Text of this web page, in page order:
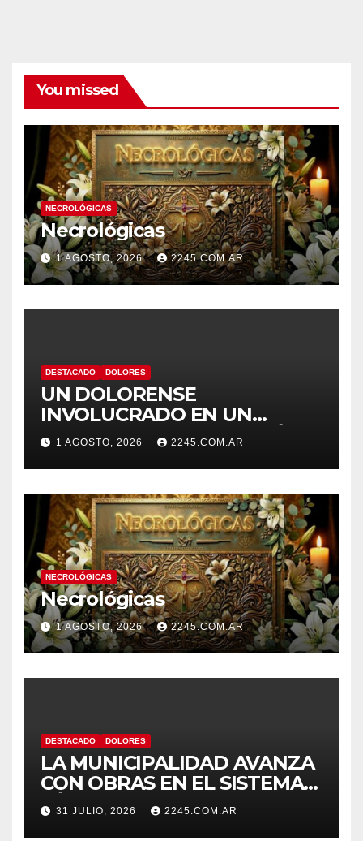
You missed
NECROLÓGICAS
Necrológicas
1 AGOSTO, 2026 2245.COM.AR
DESTACADO DOLORES
UN DOLORENSE
INVOLUCRADO EN UN
SINIESTRO QUE TERMINÓ
CON DESPISTE Y VUELCO
1 AGOSTO, 2026 2245.COM.AR
NECROLÓGICAS
Necrológicas
1 AGOSTO, 2026 2245.COM.AR
DESTACADO DOLORES
LA MUNICIPALIDAD AVANZA
CON OBRAS EN EL SISTEMA
HÍDRICO DE DOLORES
31 JULIO, 2026 2245.COM.AR